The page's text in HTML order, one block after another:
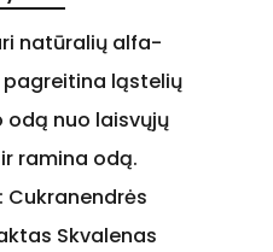
natūralių alfa-
ląstelių
odą nuo laisvųjų
ramina odą.
Cukranendrės
Skvalenas